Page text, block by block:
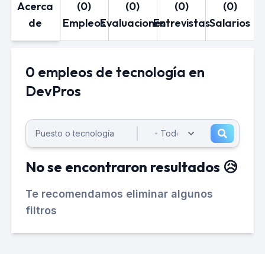
Acerca
de
(0)
Empleos
(0)
Evaluaciones
(0)
Entrevistas
(0)
Salarios
0 empleos de tecnología en
DevPros
No se encontraron resultados 😥
Te recomendamos eliminar algunos
filtros